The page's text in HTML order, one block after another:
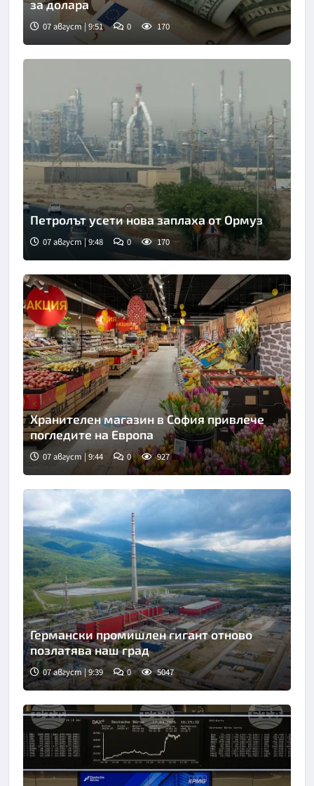
за долара
07 август | 9:51 0 170
Петролът усети нова заплаха от Ормуз
07 август | 9:48 0 170
Хранителен магазин в София привлече
погледите на Европа
07 август | 9:44 0 927
Германски промишлен гигант отново
позлатява наш град
07 август | 9:39 0 5047